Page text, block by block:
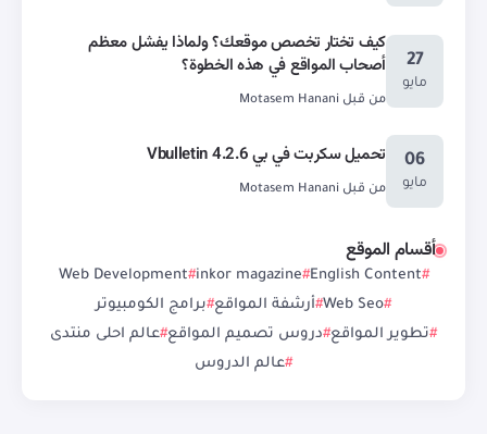
27
مايو
كيف تختار تخصص موقعك؟ ولماذا يفشل معظم
أصحاب المواقع في هذه الخطوة؟
من قبل Motasem Hanani
06
مايو
تحميل سكربت في بي Vbulletin 4.2.6
من قبل Motasem Hanani
أقسام الموقع
English Content
inkor magazine
Web Development
Web Seo أرشفة المواقع برامج الكومبيوتر
تطوير المواقع دروس تصميم المواقع عالم احلى منتدى
عالم الدروس